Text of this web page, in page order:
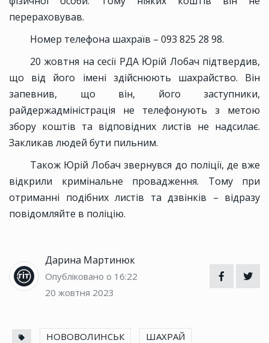
перераховував.
Номер телефона шахраїв – 093 825 28 98.
20 жовтня на сесії РДА Юрій Лобач підтвердив,
що від його імені здійснюють шахрайство. Він
запевнив, що він, його заступники,
райдержадміністрація не телефонують з метою
збору коштів та відповідних листів не надсилає.
Закликав людей бути пильним.
Також Юрій Лобач звернувся до поліції, де вже
відкрили кримінальне провадження. Тому при
отриманні подібних листів та дзвінків – відразу
повідомляйте в поліцію.
Дарина Мартинюк
Опубліковано о 16:22
20 жовтня 2023
НОВОВОЛИНСЬК ШАХРАЙ